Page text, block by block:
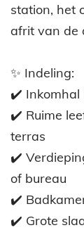
station, het
afrit van de
✨ Indeling:
✔️ Inkomhal
✔️ Ruime
terras
✔️
of bureau
✔️
✔️ Grote